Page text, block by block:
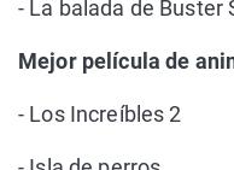
- La balada de Buster
Mejor película de
- Los Increíbles 2